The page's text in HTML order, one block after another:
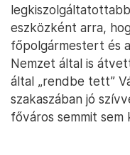
eszközként arra,
főpolgármestert és
Nemzet által is
által „rendbe tett”
szakaszában jó
főváros semmit